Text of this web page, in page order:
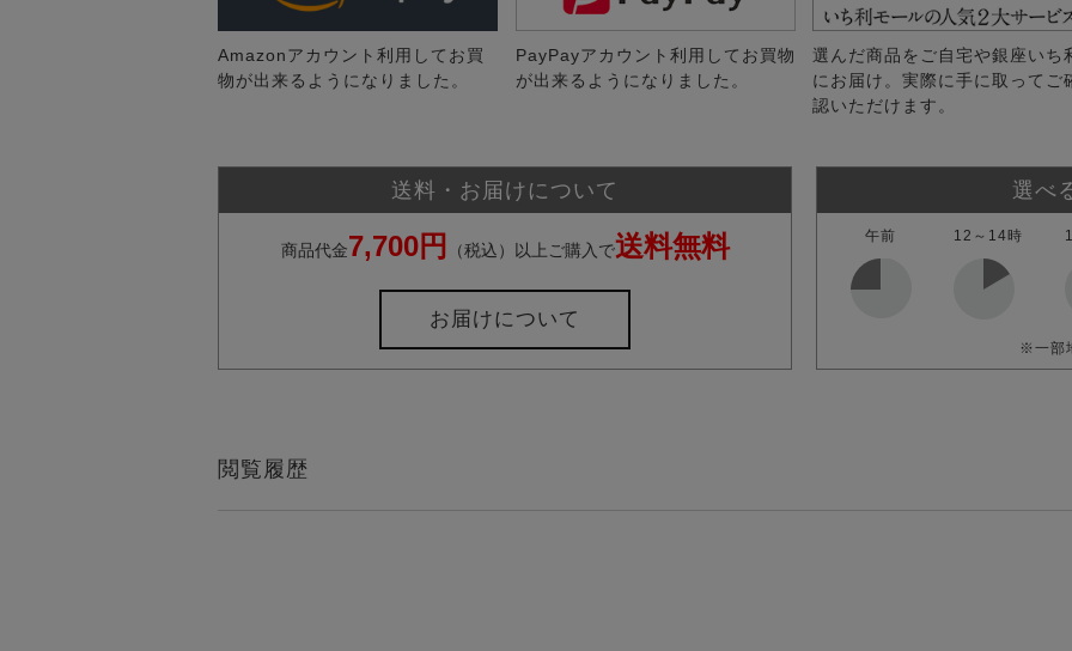
Amazonアカウント利用してお買
物が出来るようになりました。
PayPayアカウント利用してお買物
が出来るようになりました。
選んだ商品をご自宅や銀座いち
にお届け。実際に手に取ってご
認いただけます。
送料・お届けについて
商品代金7,700円 （税込）以上ご購入で送料無料
お届けについて
選べ
午前 12～14時
※一部
閲覧履歴